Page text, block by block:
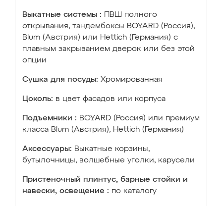
Выкатные системы :
ПВШ полного
открывания, тандембоксы BOYARD (Россия),
Blum (Австрия) или Hettich (Германия) с
плавным закрыванием дверок или без этой
опции
Сушка для посуды: Хромированная
Цоколь: в цвет фасадов или корпуса
Подъемники : BOYARD (Россия) или премиум
класса Blum (Австрия), Hettich (Германия)
Аксессуары: Выкатные корзины,
бутылочницы, волшебные уголки, карусели
Пристеночный плинтус, барные стойки и
навески, освещение : по каталогу